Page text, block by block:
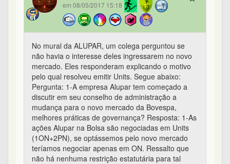
em 08/05/2017 15:18
No mural da ALUPAR, um colega perguntou se
não havia o interesse deles ingressarem no novo
mercado. Eles responderam explicando o motivo
pelo qual resolveu emitir Units. Segue abaixo:
Pergunta: 1-A empresa Alupar tem começado a
discutir em seu conselho de administração a
mudança para o novo mercado da Bovespa,
melhores práticas de governança? Resposta: 1-As
ações Alupar na Bolsa são negociadas em Units
(1ON+2PN), se optássemos pelo novo mercado
teríamos negociar apenas em ON. Ressalto que
não há nenhuma restrição estatutária para tal